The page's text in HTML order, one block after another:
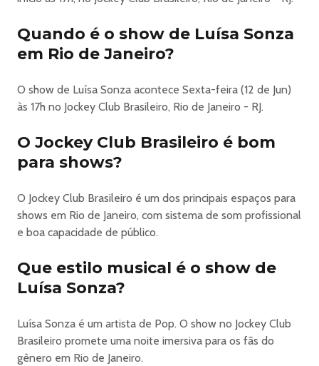
⚽
O grito da torcida. O brilho do palco. A vibração que
arrepia. 🇧🇷
aquela sensação de viver uma experiência única no Rio de
Janeiro!
O maior parque de celebração do mundial está de volta!
⚽✨
Preparem-se para jogar junto em mais uma edição
-------------------------------------------
⚽ VILLAGE SUPERBET 2026 | JOCKEY CLUB
O evento acontece no Pião do Prado, parte central do
a Pedra da Gávea.
Torcida, surpresas, diversão, muita música, alegria e
contará com shows, telões, uma extensa praça de
alimentação com diversas opções gastronômicas,
brinquedos como roda gigante, escorrega, pedalinho,
Quando é o show de Luísa Sonza
em Rio de Janeiro?
O show de Luísa Sonza acontece Sexta-feira (12 de Jun)
às 17h no Jockey Club Brasileiro, Rio de Janeiro - RJ.
O Jockey Club Brasileiro é bom
para shows?
O Jockey Club Brasileiro é um dos principais espaços para
shows em Rio de Janeiro, com sistema de som profissional
e boa capacidade de público.
Que estilo musical é o show de
Luísa Sonza?
Luísa Sonza é um artista de Pop. O show no Jockey Club
Brasileiro promete uma noite imersiva para os fãs do
gênero em Rio de Janeiro.